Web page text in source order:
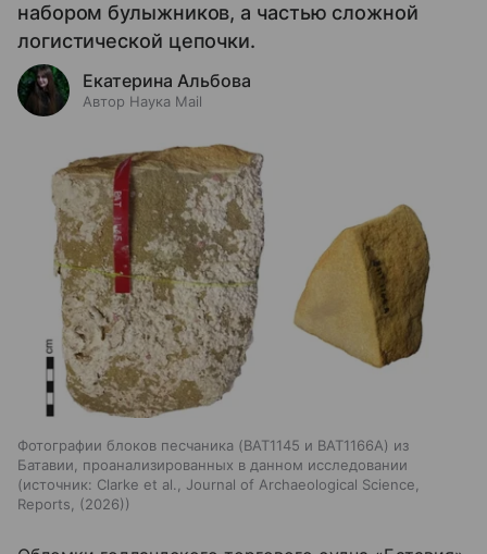
набором булыжников, а частью сложной
логистической цепочки.
Екатерина Альбова
Автор Наука Mail
Фотографии блоков песчаника (BAT1145 и BAT1166A) из
Батавии, проанализированных в данном исследовании
источник: Clarke et al., Journal of Archaeological Science,
Reports, (2026)